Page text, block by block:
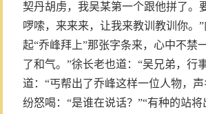
契丹胡虏，我吴某第一个跟他拼了。
啰嗦，来来来，让我来教训教训你。
起“乔峰拜上”那张字条来，心中不禁
了和气。”徐长老也道：“吴兄弟，行
道：“丐帮出了乔峰这样一位人物，
纷怒喝：“是谁在说话？”“有种的站